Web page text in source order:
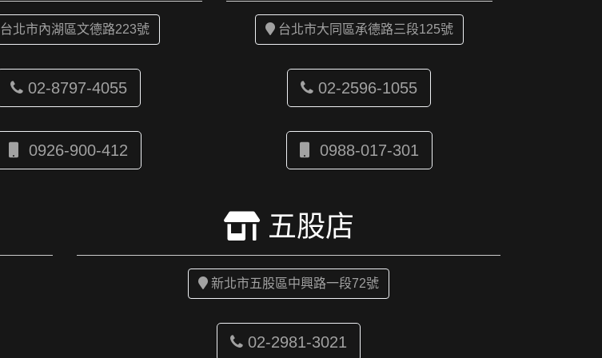
台北市內湖區文德路223號
02-8797-4055
0926-900-412
台北市大同區承德路三段125號
02-2596-1055
0988-017-301
五股店
新北市五股區中興路一段72號
02-2981-3021